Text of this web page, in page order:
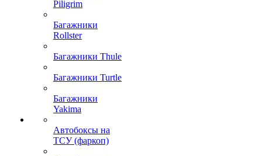
Piligrim
Багажники
Rollster
Багажники Thule
Багажники Turtle
Багажники
Yakima
Автобоксы на
ТСУ (фаркоп)